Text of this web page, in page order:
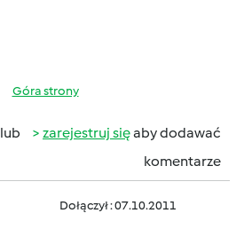
Góra strony
lub zarejestruj sięaby dodawać
komentarze
Dołączył : 07.10.2011